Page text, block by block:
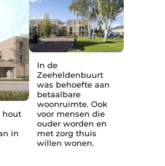
hout
in
In de
Zeeheldenbuurt
was behoefte aan
betaalbare
woonruimte. Ook
voor mensen die
ouder worden en
met zorg thuis
willen wonen.